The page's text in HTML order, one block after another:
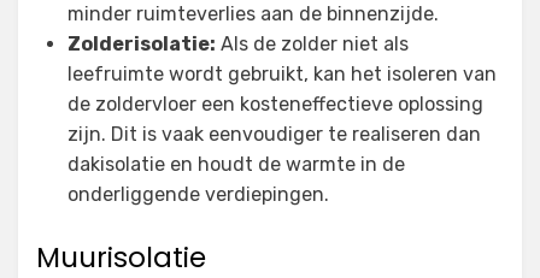
minder ruimteverlies aan de binnenzijde.
Zolderisolatie: Als de zolder niet als
leefruimte wordt gebruikt, kan het isoleren van
de zoldervloer een kosteneffectieve oplossing
zijn. Dit is vaak eenvoudiger te realiseren dan
dakisolatie en houdt de warmte in de
onderliggende verdiepingen.
Muurisolatie